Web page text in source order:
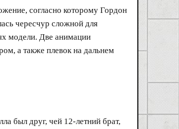
согласно которому Гордон
чересчур сложной для
модели. Две анимации
а также плевок на дальнем
был друг, чей 12-летний брат,